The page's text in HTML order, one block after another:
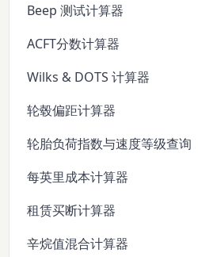
Beep 测试计算器
ACFT分数计算器
Wilks & DOTS 计算器
轮毂偏距计算器
轮胎负荷指数与速度等级查询
每英里成本计算器
租赁买断计算器
辛烷值混合计算器